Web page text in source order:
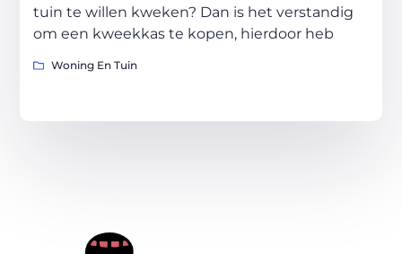
tuin te willen kweken? Dan is het verstandig
om een kweekkas te kopen, hierdoor heb
Woning En Tuin